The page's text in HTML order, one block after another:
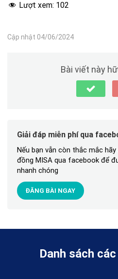
Cất
Tại
Lượt xem: 102
Cập nhật 04/06/2024
Bài viết này
Giải đáp miễn phí qua
Nếu bạn vẫn còn thắc mắc
đồng MISA qua facebook để
nhanh chóng
ĐĂNG BÀI NGAY
Danh sách